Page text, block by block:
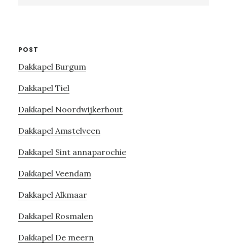
POST
Dakkapel Burgum
Dakkapel Tiel
Dakkapel Noordwijkerhout
Dakkapel Amstelveen
Dakkapel Sint annaparochie
Dakkapel Veendam
Dakkapel Alkmaar
Dakkapel Rosmalen
Dakkapel De meern